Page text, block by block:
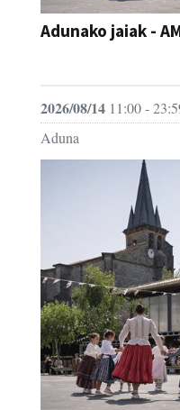
Adunako jaiak -
2026/08/14 11:00 -
Aduna